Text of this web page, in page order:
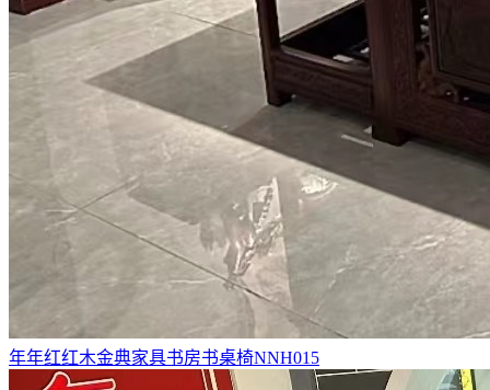
年年红红木金典家具书房书桌椅NNH015